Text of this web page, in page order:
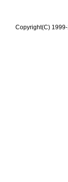
Copyright(C)